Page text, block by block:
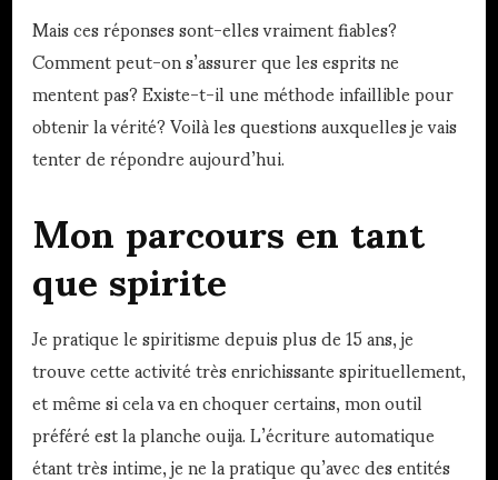
Mais ces réponses sont-elles vraiment fiables?
Comment peut-on s’assurer que les esprits ne
mentent pas? Existe-t-il une méthode infaillible pour
obtenir la vérité? Voilà les questions auxquelles je vais
tenter de répondre aujourd’hui.
Mon parcours en tant
que spirite
Je pratique le spiritisme depuis plus de 15 ans, je
trouve cette activité très enrichissante spirituellement,
et même si cela va en choquer certains, mon outil
préféré est la planche ouija. L’écriture automatique
étant très intime, je ne la pratique qu’avec des entités